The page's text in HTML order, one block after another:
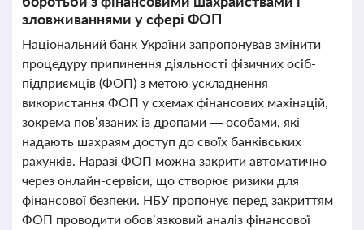
зловживаннями у сфері ФОП
Національний банк України запропонував змінити
процедуру припинення діяльності фізичних осіб-
підприємців (ФОП) з метою ускладнення
використання ФОП у схемах фінансових махінацій,
зокрема пов’язаних із дропами — особами, які
надають шахраям доступ до своїх банківських
рахунків. Наразі ФОП можна закрити автоматично
через онлайн-сервіси, що створює ризики для
фінансової безпеки. НБУ пропонує перед закриттям
ФОП проводити обов’язковий аналіз фінансової